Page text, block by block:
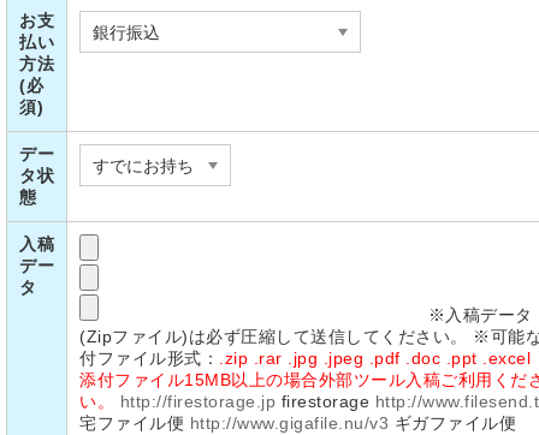
お支
払い
方法
(必
須)
デー
タ状
態
入稿
デー
タ
※入稿データ
(Zipファイル)は必ず圧縮して送信してください。 ※可能
付ファイル形式：
.zip .rar .jpg .jpeg .pdf .doc .ppt .excel
添付ファイル15MB以上の場合外部ツール入稿ご利用くだ
い。 http://firestorage.jp firestorage http://
宅ファイル便 http://www.gigafile.nu/v3 ギガファイル便